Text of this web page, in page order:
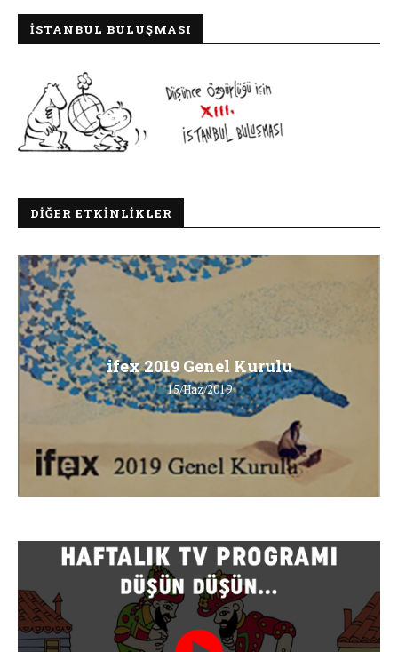
İSTANBUL BULUŞMASI
DIĞER ETKINLIKLER
ifex 2019 Genel Kurulu
15/Haz/2019